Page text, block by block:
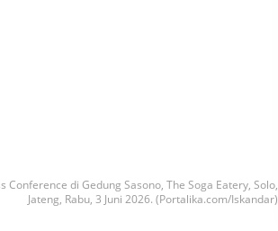
di Gedung Sasono, The Soga Eatery, Solo,
Jateng, Rabu, 3 Juni 2026. (Portalika.com/Iskandar)